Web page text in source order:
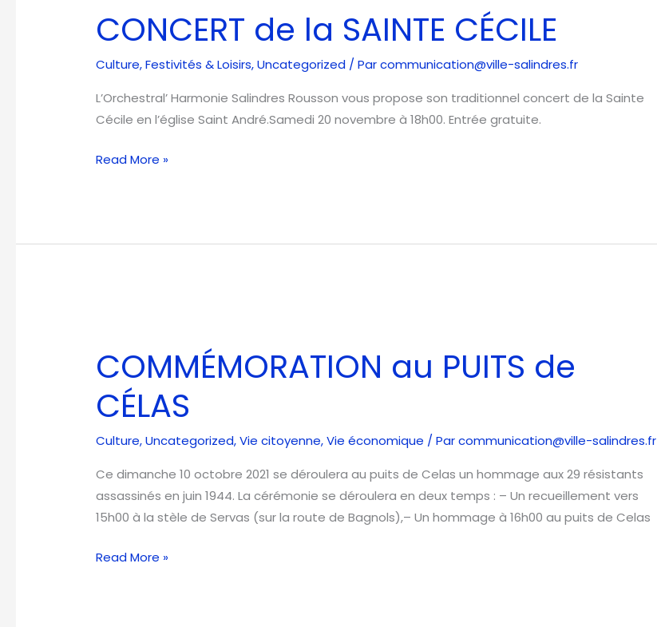
CONCERT de la SAINTE CÉCILE
Culture,Festivités & Loisirs,Uncategorized / Parcommunication@ville-salindres.fr
L’Orchestral’ Harmonie Salindres Rousson vous propose son traditionnel concert de la Sainte
Cécile en l’église Saint André.Samedi 20 novembre à 18h00. Entrée gratuite.
la
SAINTE
CÉCILE
Read More »
COMMÉMORATION au PUITS de
CÉLAS
Culture,Uncategorized,Vie citoyenne,Vie économique / Parcommunication@ville-salindres.fr
Ce dimanche 10 octobre 2021 se déroulera au puits de Celas un hommage aux 29 résistants
assassinés en juin 1944. La cérémonie se déroulera en deux temps : – Un recueillement vers
15h00 à la stèle de Servas (sur la route de Bagnols),– Un hommage à 16h00 au puits de Celas
PUITS
de
CÉLAS
Read More »